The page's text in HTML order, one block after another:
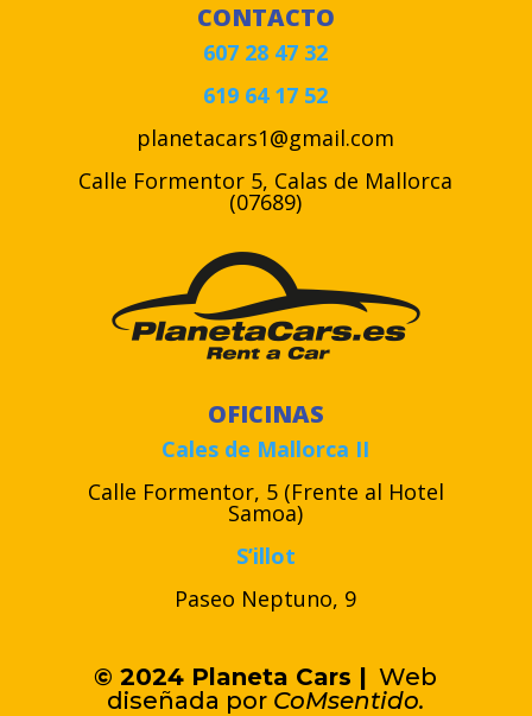
CONTACTO
607 28 47 32
619 64 17 52
planetacars1@gmail.com
Calle Formentor 5, Calas de Mallorca
(07689)
OFICINAS
Cales de Mallorca II
Calle Formentor, 5 (Frente al Hotel
Samoa)
S’illot
Paseo Neptuno, 9
© 2024 Planeta Cars | Web
diseñada porCoMsentido.